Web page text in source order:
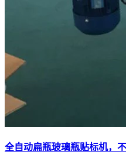
全自动扁瓶玻璃瓶贴标机，